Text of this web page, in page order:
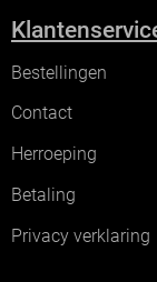
Bestellingen
Contact
Herroeping
Betaling
Privacy verklaring